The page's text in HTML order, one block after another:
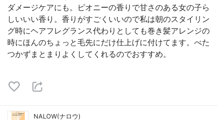
ダメージケアにも。ピオニーの香りで甘さのある女の子ら
しいいい香り。香りがすごくいいので私は朝のスタイリン
グ時にヘアフレグランス代わりとしても巻き髪アレンジの
時にほんのちょっと毛先にだけ仕上げに付けてます。べた
つかずまとまりよくしてくれるのでおすすめ。
NALOW(ナロウ)